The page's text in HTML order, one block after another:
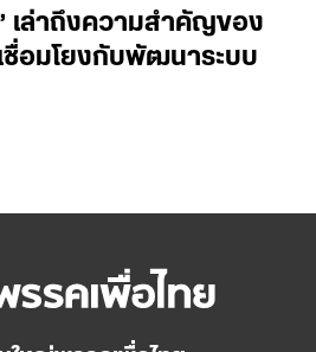
เล่าถึงความสำคัญของ
อมโยงกับพัฒนาระบบ